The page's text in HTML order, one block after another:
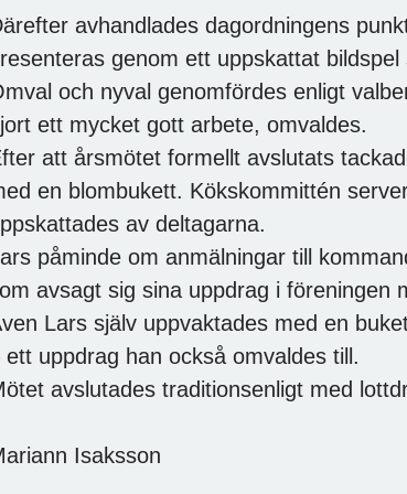
avhandlades dagordningens
genom ett uppskattat
och nyval genomfördes enligt
ett mycket gott arbete, omvaldes.
att årsmötet formellt avslutats
en blombukett. Kökskommittén
av deltagarna.
påminde om anmälningar till
avsagt sig sina uppdrag i föreningen
Lars själv uppvaktades med en
ett uppdrag han också omvaldes till.
avslutades traditionsenligt med
Isaksson